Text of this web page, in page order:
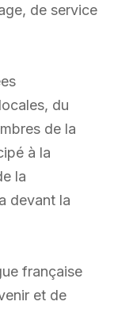
de service
du
de la
à la
la
devant la
française
et de